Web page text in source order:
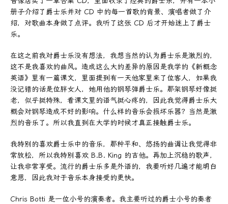
册子介绍了爵士乐并对 CD 中的每一首歌的背景、演唱者做了介
绍，对歌曲本身做了点评。我听了这张 CD 后才开始迷上了爵士
乐。
在这之前我对爵士乐没有想法，我想当然的认为爵士乐是激烈的，
这不是我喜欢的曲风。造成这么大的差异的原因是我学的《新概念
英语》里有一篇课文，里面提到有一天他家里来了位客人，如果我
没记错的话是位胖女人，她用他的钢琴弹爵士乐。那架钢琴好像挺
老，似乎挺特殊，看课文里的语气挺心疼的，因此我觉得爵士乐大
概会对钢琴造成不好的影响。什么样的音乐会损坏乐器？当然是激
烈的音乐了。所以我直到在大学的时候才真正接触爵士乐。
我特别的喜欢爵士乐中的音乐，那种平和、悠扬的曲调让我觉得非
常放松，所以我特别喜欢 B.B. King 的吉他。再加上沉稳的歌声，
让我非常享受。流行的爵士乐多是外语的，我要听好几遍才能明白
意思，因此我对于音乐本身接受的更快。
Chris Botti 是一位小号的演奏者。我主要听过的爵士小号的奏者